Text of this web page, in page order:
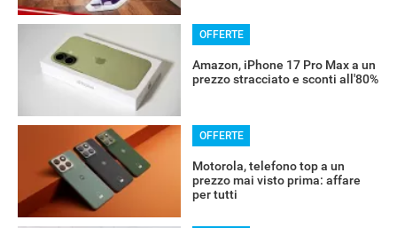
OFFERTE
Amazon, iPhone 17 Pro Max a un
prezzo stracciato e sconti all'80%
OFFERTE
Motorola, telefono top a un
prezzo mai visto prima: affare
per tutti